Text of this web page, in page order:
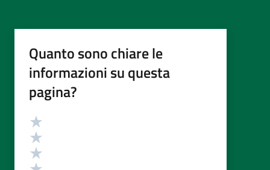
Quanto sono chiare le
informazioni su questa
pagina?
Valutazione